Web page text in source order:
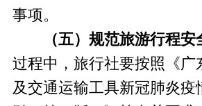
事项。
（五）规范旅游行程安
过程中，旅行社要按照《广
及交通运输工具新冠肺炎疫